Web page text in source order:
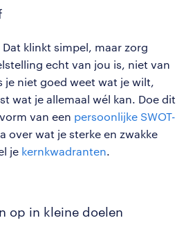
klinkt simpel, maar zorg
echt van jou is, niet van
je niet goed weet wat je wilt,
wat je allemaal wél kan. Doe dit
van een persoonlijke SWOT-
over wat je sterke en zwakke
je kernkwadranten.
op in kleine doelen